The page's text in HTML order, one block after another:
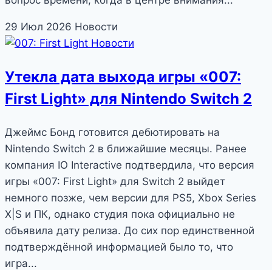
29 Июл 2026 Новости
Новости
Утекла дата выхода игры «007:
First Light» для Nintendo Switch 2
Джеймс Бонд готовится дебютировать на
Nintendo Switch 2 в ближайшие месяцы. Ранее
компания IO Interactive подтвердила, что версия
игры «007: First Light» для Switch 2 выйдет
немного позже, чем версии для PS5, Xbox Series
X|S и ПК, однако студия пока официально не
объявила дату релиза. До сих пор единственной
подтверждённой информацией было то, что
игра...